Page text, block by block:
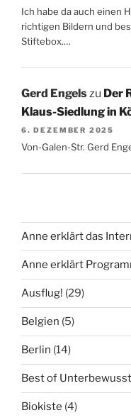
Ich habe da auch einen
richtigen Bildern und
Stiftebox.…
Gerd Engelszu Der
Klaus-Siedlung in
6. DEZEMBER 2025
Von-Galen-Str. Gerd
Anne erklärt das
Anne erklärt
Ausflug! (29)
Belgien (5)
Berlin (14)
Best of
Biokiste (4)